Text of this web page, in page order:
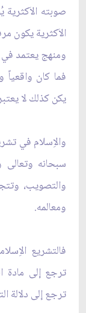
صوبته
الاَكثرية يكون
ومنهج يعتمد في
فما كان واقعياً
يكن كذلك لا
والاِسلام في
سبحانه
والتصويب،
ومعالمه.
فالتشريع
ترجع إلى مادة
ترجع إلى دلالة